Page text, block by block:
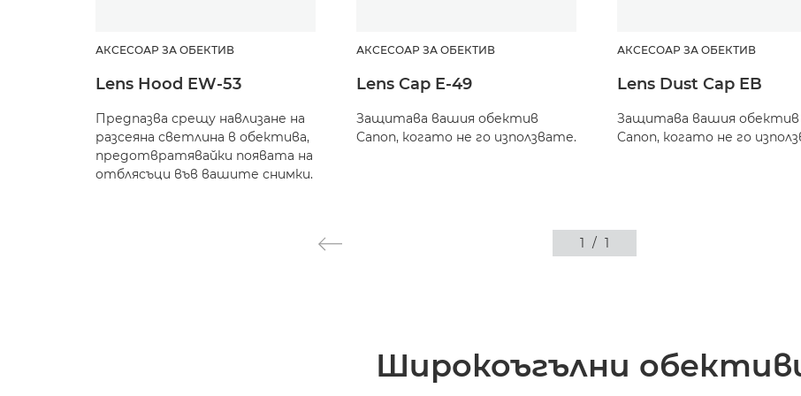
АКСЕСОАР ЗА ОБЕКТИВ
Lens Hood EW-53
Предпазва срещу навлизане на
разсеяна светлина в обектива,
предотвратявайки появата на
отблясъци във вашите снимки.
АКСЕСОАР ЗА ОБЕКТИВ
Lens Cap E-49
Защитава вашия обектив
Canon, когато не го използвате.
АКСЕСОАР ЗА ОБЕКТИВ
Lens Dust Cap EB
Защитава вашия обектив
Canon, когато не го
1 / 1
Широкоъгълни